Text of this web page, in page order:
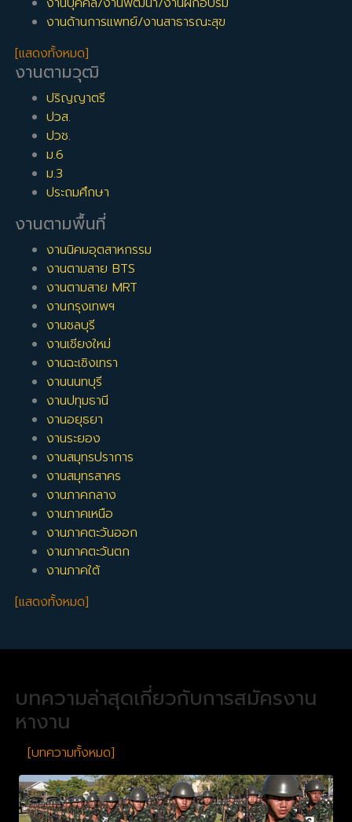
งานด้านการแพทย์/งานสาธารณะสุข
[แสดงทั้งหมด]
งานตามวุฒิ
ปริญญาตรี
ปวส.
ปวช.
ม.6
ม.3
ประถมศึกษา
งานตามพื้นที่
งานนิคมอุตสาหกรรม
งานตามสาย BTS
งานตามสาย MRT
งานกรุงเทพฯ
งานชลบุรี
งานเชียงใหม่
งานฉะเชิงเทรา
งานนนทบุรี
งานปทุมธานี
งานอยุธยา
งานระยอง
งานสมุทรปราการ
งานสมุทรสาคร
งานภาคกลาง
งานภาคเหนือ
งานภาคตะวันออก
งานภาคตะวันตก
งานภาคใต้
[แสดงทั้งหมด]
บทความล่าสุดเกี่ยวกับการสมัครงาน
หางาน
[บทความทั้งหมด]